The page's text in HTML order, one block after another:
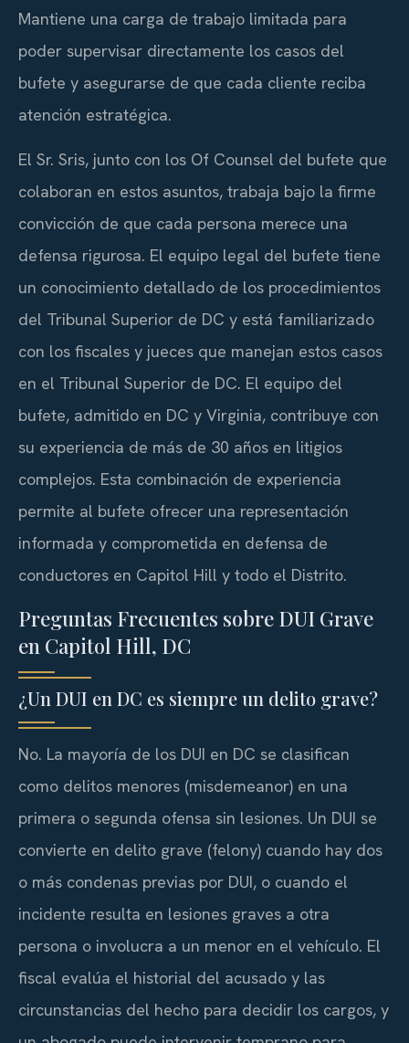
Mantiene una carga de trabajo limitada para
poder supervisar directamente los casos del
bufete y asegurarse de que cada cliente reciba
atención estratégica.
El Sr. Sris, junto con los Of Counsel del bufete que
colaboran en estos asuntos, trabaja bajo la firme
convicción de que cada persona merece una
defensa rigurosa. El equipo legal del bufete tiene
un conocimiento detallado de los procedimientos
del Tribunal Superior de DC y está familiarizado
con los fiscales y jueces que manejan estos casos
en el Tribunal Superior de DC. El equipo del
bufete, admitido en DC y Virginia, contribuye con
su experiencia de más de 30 años en litigios
complejos. Esta combinación de experiencia
permite al bufete ofrecer una representación
informada y comprometida en defensa de
conductores en Capitol Hill y todo el Distrito.
Preguntas Frecuentes sobre DUI Grave
en Capitol Hill, DC
¿Un DUI en DC es siempre un delito grave?
No. La mayoría de los DUI en DC se clasifican
como delitos menores (misdemeanor) en una
primera o segunda ofensa sin lesiones. Un DUI se
convierte en delito grave (felony) cuando hay dos
o más condenas previas por DUI, o cuando el
incidente resulta en lesiones graves a otra
persona o involucra a un menor en el vehículo. El
fiscal evalúa el historial del acusado y las
circunstancias del hecho para decidir los cargos, y